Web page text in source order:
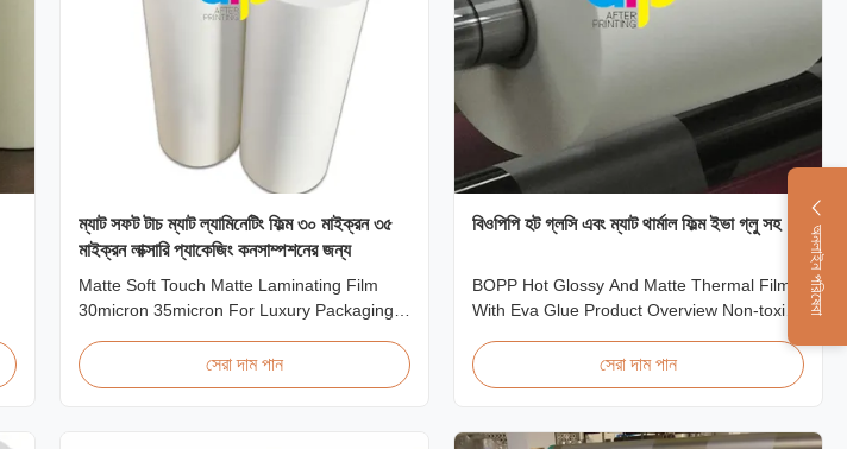
অনলাইন পরিষেবা
ম্যাট সফট টাচ ম্যাট ল্যামিনেটিং ফিল্ম ৩০ মাইক্রন ৩৫
মাইক্রন লাক্সারি প্যাকেজিং কনসাম্পশনের জন্য
Matte Soft Touch Matte Laminating Film
30micron 35micron For Luxury Packaging
Matte Laminating Film for Luxury Packaging
Consumption Unlike standard soft touch
সেরা দাম পান
বিওপিপি হট গ্লসি এবং ম্যাট থার্মাল ফিল্ম ইভা গ্লু সহ
BOPP Hot Glossy And Matte Thermal Film
With Eva Glue Product Overview Non-toxic,
transparency, excellent gloss, low static
properties, wear resistance, long corona
off characteristics. This product is primarily
সেরা দাম পান